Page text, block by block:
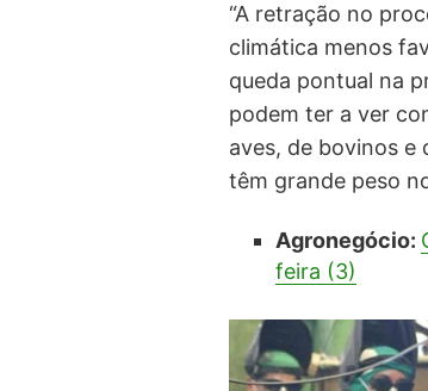
“A retração no
climática menos
queda pontual na
podem ter a ver
aves, de bovinos e
têm grande peso
Agronegócio:
feira (3)